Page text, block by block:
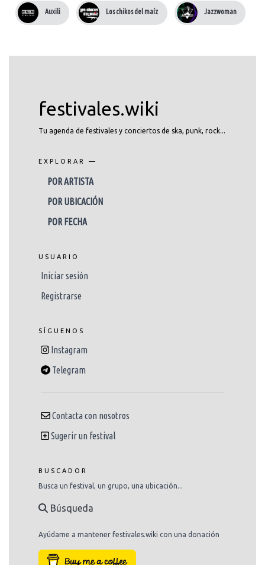
Auxili Los chikos del maíz Jazzwoman
festivales.wiki
Tu agenda de festivales y conciertos de ska, punk, rock...
EXPLORAR —
POR ARTISTA
POR UBICACIÓN
POR FECHA
USUARIO
Iniciar sesión
Registrarse
SÍGUENOS
Instagram
Telegram
Contacta con nosotros
Sugerir un festival
BUSCADOR
Busca un festival, un grupo, una ubicación...
Búsqueda
Ayúdame a mantener festivales.wiki con una donación